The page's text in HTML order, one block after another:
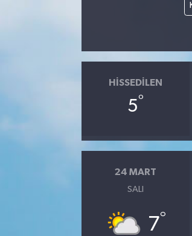
HISSEDILEN
5°
24 MART
SALI
7°